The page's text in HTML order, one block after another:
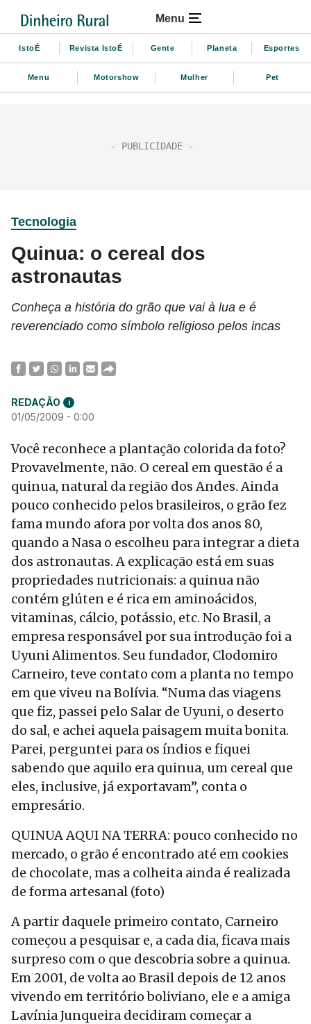
Menu
IstoÉ Revista IstoÉ Gente Planeta Esportes
Menu Motorshow Mulher Pet
Tecnologia
Quinua: o cereal dos
astronautas
Conheça a história do grão que vai à lua e é
reverenciado como símbolo religioso pelos incas
REDAÇÃO i
01/05/2009 - 0:00
Você reconhece a plantação colorida da foto?
Provavelmente, não. O cereal em questão é a
quinua, natural da região dos Andes. Ainda
pouco conhecido pelos brasileiros, o grão fez
fama mundo afora por volta dos anos 80,
quando a Nasa o escolheu para integrar a dieta
dos astronautas. A explicação está em suas
propriedades nutricionais: a quinua não
contém glúten e é rica em aminoácidos,
vitaminas, cálcio, potássio, etc. No Brasil, a
empresa responsável por sua introdução foi a
Uyuni Alimentos. Seu fundador, Clodomiro
Carneiro, teve contato com a planta no tempo
em que viveu na Bolívia. “Numa das viagens
que fiz, passei pelo Salar de Uyuni, o deserto
do sal, e achei aquela paisagem muita bonita.
Parei, perguntei para os índios e fiquei
sabendo que aquilo era quinua, um cereal que
eles, inclusive, já exportavam”, conta o
empresário.
QUINUA AQUI NA TERRA: pouco conhecido no
mercado, o grão é encontrado até em cookies
de chocolate, mas a colheita ainda é realizada
de forma artesanal (foto)
A partir daquele primeiro contato, Carneiro
começou a pesquisar e, a cada dia, ficava mais
surpreso com o que descobria sobre a quinua.
Em 2001, de volta ao Brasil depois de 12 anos
vivendo em território boliviano, ele e a amiga
Lavínia Junqueira decidiram começar a